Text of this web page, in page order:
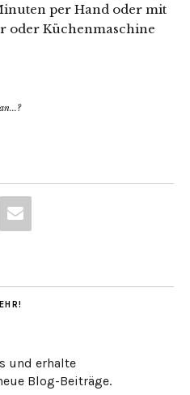
per Hand oder mit
oder Küchenmaschine
und erhalte
Blog-Beiträge.